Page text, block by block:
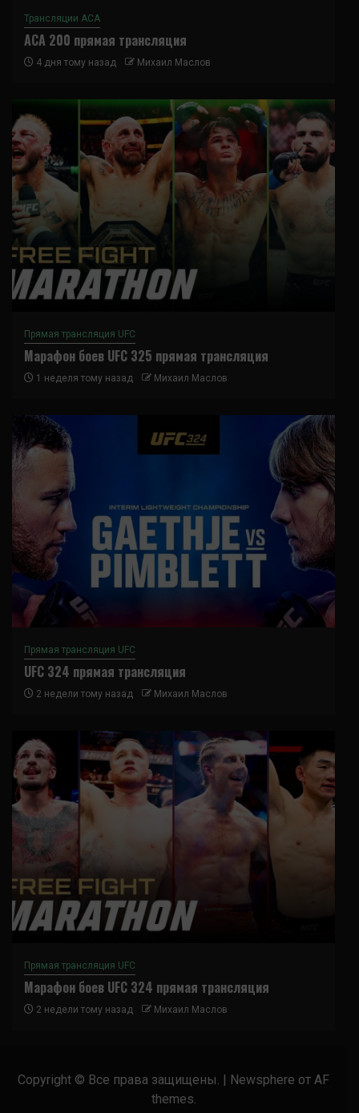
Трансляции ACA
ACA 200 прямая трансляция
4 дня тому назад Михаил Маслов
Прямая трансляция UFC
Марафон боев UFC 325 прямая трансляция
1 неделя тому назад Михаил Маслов
Прямая трансляция UFC
UFC 324 прямая трансляция
2 недели тому назад Михаил Маслов
Прямая трансляция UFC
Марафон боев UFC 324 прямая трансляция
2 недели тому назад Михаил Маслов
Copyright © Все права защищены. | Newsphere от AF
themes.